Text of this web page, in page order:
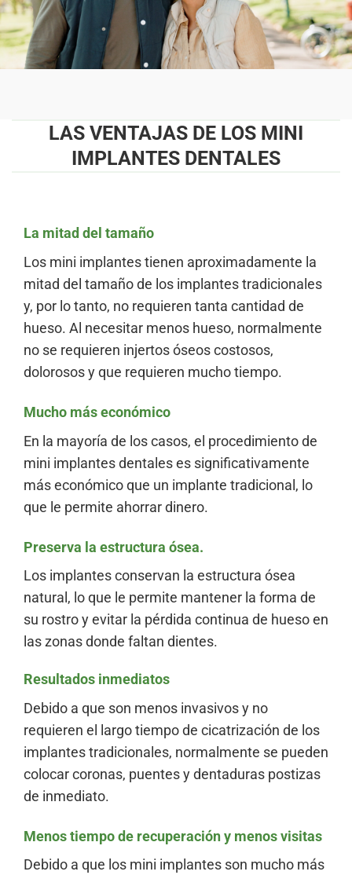
LAS VENTAJAS DE LOS MINI
IMPLANTES DENTALES
La mitad del tamaño
Los mini implantes tienen aproximadamente la
mitad del tamaño de los implantes tradicionales
y, por lo tanto, no requieren tanta cantidad de
hueso. Al necesitar menos hueso, normalmente
no se requieren injertos óseos costosos,
dolorosos y que requieren mucho tiempo.
Mucho más económico
En la mayoría de los casos, el procedimiento de
mini implantes dentales es significativamente
más económico que un implante tradicional, lo
que le permite ahorrar dinero.
Preserva la estructura ósea.
Los implantes conservan la estructura ósea
natural, lo que le permite mantener la forma de
su rostro y evitar la pérdida continua de hueso en
las zonas donde faltan dientes.
Resultados inmediatos
Debido a que son menos invasivos y no
requieren el largo tiempo de cicatrización de los
implantes tradicionales, normalmente se pueden
colocar coronas, puentes y dentaduras postizas
de inmediato.
Menos tiempo de recuperación y menos visitas
Debido a que los mini implantes son mucho más